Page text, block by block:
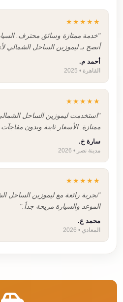
★★★★★
"خدمة ممتازة وسائق محترف.
أنصح بـ ليموزين الساحل الشمالي
أحمد م.
القاهرة • 2025
★★★★★
"استخدمت ليموزين الساحل الشمالي
ممتازة. الأسعار ثابتة وبدون مفاجآت."
سارة خ.
مدينة نصر • 2026
★★★★★
"تجربة رائعة مع ليموزين الساحل
الموعد والسيارة مريحة جداً."
محمد ع.
المعادي • 2026